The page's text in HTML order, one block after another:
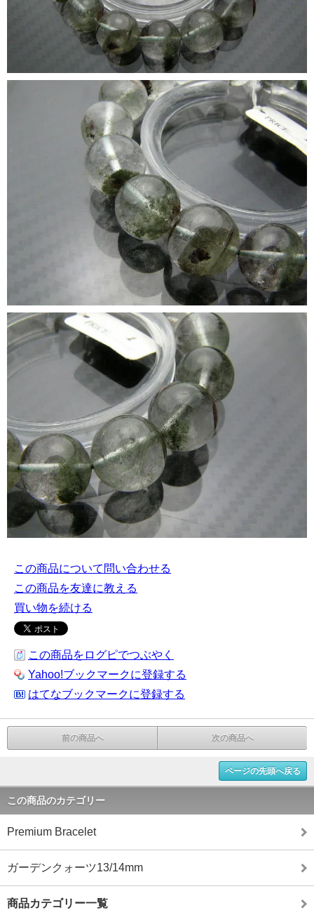
この商品について問い合わせる
この商品を友達に教える
買い物を続ける
この商品をログピでつぶやく
Yahoo!ブックマークに登録する
はてなブックマークに登録する
前の商品へ 次の商品へ
ページの先頭へ戻る
この商品のカテゴリー
Premium Bracelet
ガーデンクォーツ13/14mm
商品カテゴリー一覧